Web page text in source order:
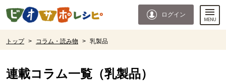
ページの先頭です。
ログイン
トップ > コラム・読み物 > 乳製品
連載コラム一覧（乳製品）